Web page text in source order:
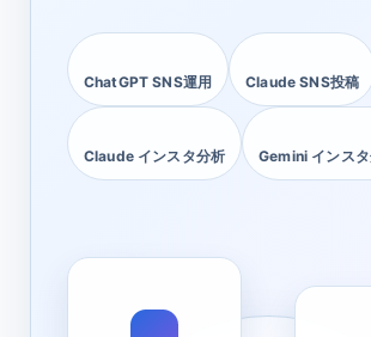
ChatGPT SNS運用 Claude SNS投稿
Claude インスタ分析 Gemini インス